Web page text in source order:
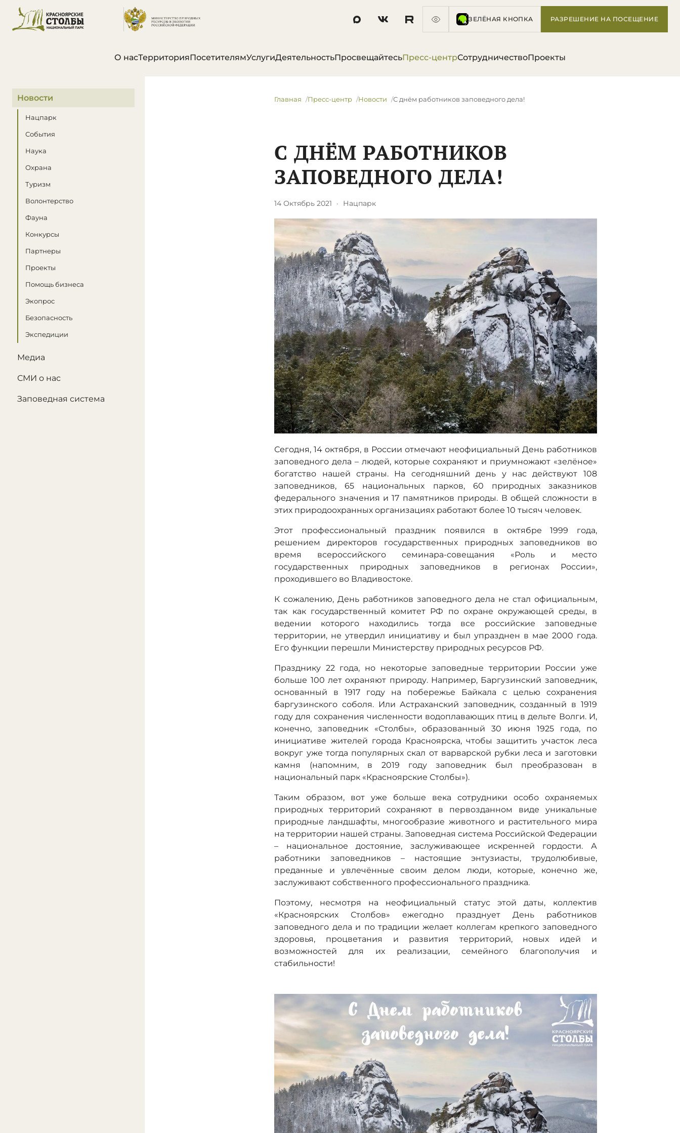
ЗЕЛЁНАЯ КНОПКА РАЗРЕШЕНИЕ НА ПОСЕЩЕНИЕ
О насТерриторияПосетителямУслугиДеятельностьПросвещайтесьПресс-центрСотрудничествоПроекты
В этом разделе
Новости
Нацпарк
События
Наука
Охрана
Туризм
Волонтерство
Фауна
Конкурсы
Партнеры
Проекты
Помощь бизнеса
Экопрос
Безопасность
Экспедиции
Медиа
СМИ о нас
Заповедная система
Главная Пресс-центр Новости С днём работников заповедного дела!
С ДНЁМ РАБОТНИКОВ
ЗАПОВЕДНОГО ДЕЛА!
14 Октябрь 2021 · Нацпарк
Сегодня, 14 октября, в России отмечают неофициальный День работников
заповедного дела – людей, которые сохраняют и приумножают «зелёное»
богатство нашей страны. На сегодняшний день у нас действуют 108
заповедников, 65 национальных парков, 60 природных заказников
федерального значения и 17 памятников природы. В общей сложности в
этих природоохранных организациях работают более 10 тысяч человек.
Этот профессиональный праздник появился в октябре 1999 года,
решением директоров государственных природных заповедников во
время всероссийского семинара-совещания «Роль и место
государственных природных заповедников в регионах России»,
проходившего во Владивостоке.
К сожалению, День работников заповедного дела не стал официальным,
так как государственный комитет РФ по охране окружающей среды, в
ведении которого находились тогда все российские заповедные
территории, не утвердил инициативу и был упразднен в мае 2000 года.
Его функции перешли Министерству природных ресурсов РФ.
Празднику 22 года, но некоторые заповедные территории России уже
больше 100 лет охраняют природу. Например, Баргузинский заповедник,
основанный в 1917 году на побережье Байкала с целью сохранения
баргузинского соболя. Или Астраханский заповедник, созданный в 1919
году для сохранения численности водоплавающих птиц в дельте Волги. И,
конечно, заповедник «Столбы», образованный 30 июня 1925 года, по
инициативе жителей города Красноярска, чтобы защитить участок леса
вокруг уже тогда популярных скал от варварской рубки леса и заготовки
камня (напомним, в 2019 году заповедник был преобразован в
национальный парк «Красноярские Столбы»).
Таким образом, вот уже больше века сотрудники особо охраняемых
природных территорий сохраняют в первозданном виде уникальные
природные ландшафты, многообразие животного и растительного мира
на территории нашей страны. Заповедная система Российской Федерации
– национальное достояние, заслуживающее искренней гордости. А
работники заповедников – настоящие энтузиасты, трудолюбивые,
преданные и увлечённые своим делом люди, которые, конечно же,
заслуживают собственного профессионального праздника.
Поэтому, несмотря на неофициальный статус этой даты, коллектив
«Красноярских Столбов» ежегодно празднует День работников
заповедного дела и по традиции желает коллегам крепкого заповедного
здоровья, процветания и развития территорий, новых идей и
возможностей для их реализации, семейного благополучия и
стабильности!